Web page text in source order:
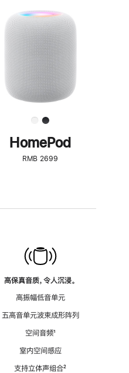
步
了
解
HomePod<
HomePod
RMB 2699
高保真音质，令人沉浸。
高振幅低音单元
五高音单元波束成形阵列
空间音频脚
¹
室内空间感应
支持立体声组合脚
²